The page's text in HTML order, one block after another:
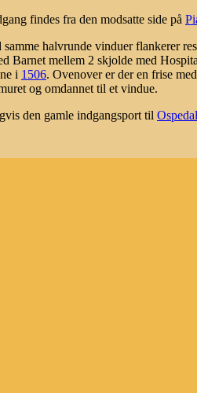
findes fra den modsatte side på
halvrunde vinduer flankerer
Barnet mellem 2 skjolde med
i 1506. Ovenover er der en frise
og omdannet til et vindue.
den gamle indgangsport til